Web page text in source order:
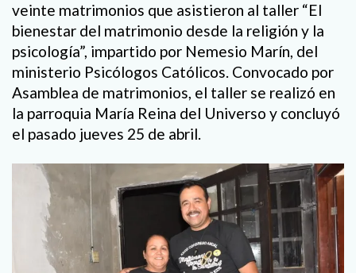
veinte matrimonios que asistieron al taller “El
bienestar del matrimonio desde la religión y la
psicología”, impartido por Nemesio Marín, del
ministerio Psicólogos Católicos. Convocado por
Asamblea de matrimonios, el taller se realizó en
la parroquia María Reina del Universo y concluyó
el pasado jueves 25 de abril.